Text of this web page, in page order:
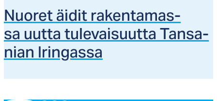
Nuo­ret äi­dit ra­ken­ta­mas­
sa uut­ta tu­le­vai­suut­ta Tan­sa­
nian Irin­gas­sa